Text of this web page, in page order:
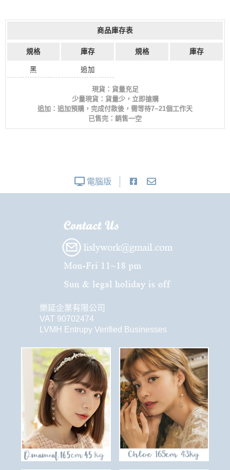
商品庫存表
規格 庫存 規格 庫存
黑 追加
現貨：貨量充足
少量現貨：貨量少，立即搶購
追加：追加預購，完成付款後，需等待7~21個工作天
已售完：銷售一空
電腦版
樂延企業有限公司
VAT 90702474
LVMH Entrupy Verified Businesses